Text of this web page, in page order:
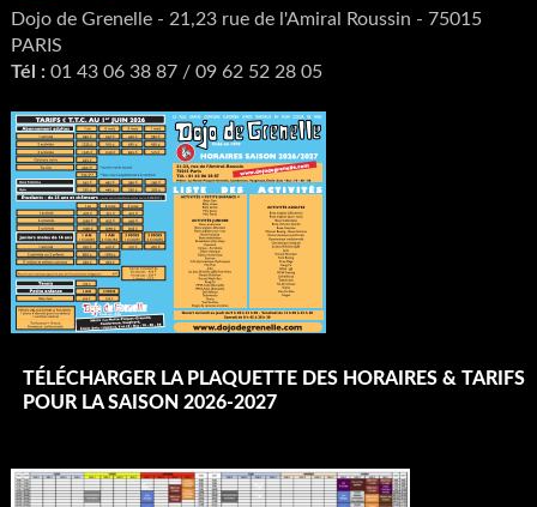
Dojo de Grenelle - 21,23 rue de l'Amiral Roussin - 75015
PARIS
Tél : 01 43 06 38 87 / 09 62 52 28 05
TÉLÉCHARGER LA PLAQUETTE DES HORAIRES & TARIFS
POUR LA SAISON 2026-2027